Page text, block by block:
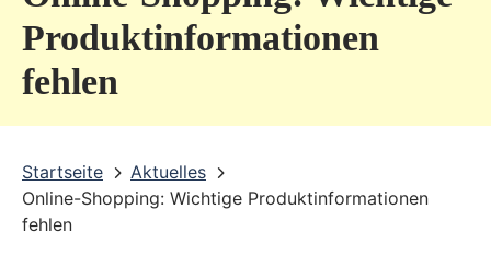
Produktinformationen
fehlen
Startseite
Aktuelles
Online-Shopping: Wichtige Produktinformationen
fehlen